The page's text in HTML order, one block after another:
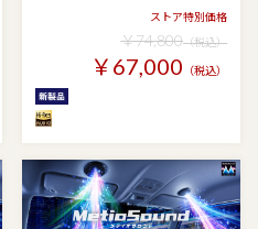
ストア特別価格
￥74,800（税込）
￥67,000 （税込）